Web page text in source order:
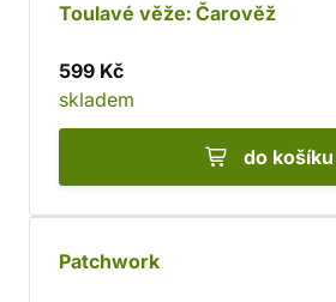
Toulavé věže: Čarověž
599 Kč
skladem
do košíku
Patchwork